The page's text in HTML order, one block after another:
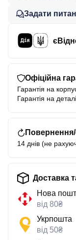
Задати
Офіційна
Гарантія на
Гарантія на
14 днів (не
Доставка
Нова
від 80₴
Укрпошта
від 50₴